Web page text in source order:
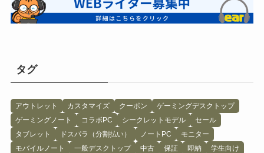
タグ
アウトレット カスタマイズ クーポン
ゲーミングデスクトップ
ゲーミングノート
コラボPC シークレットモデル
セール
タブレット
ドスパラ（分割払い） ノートPC
モニター
モバイルノート
一般デスクトップ 中古 保証 即納
学生向け